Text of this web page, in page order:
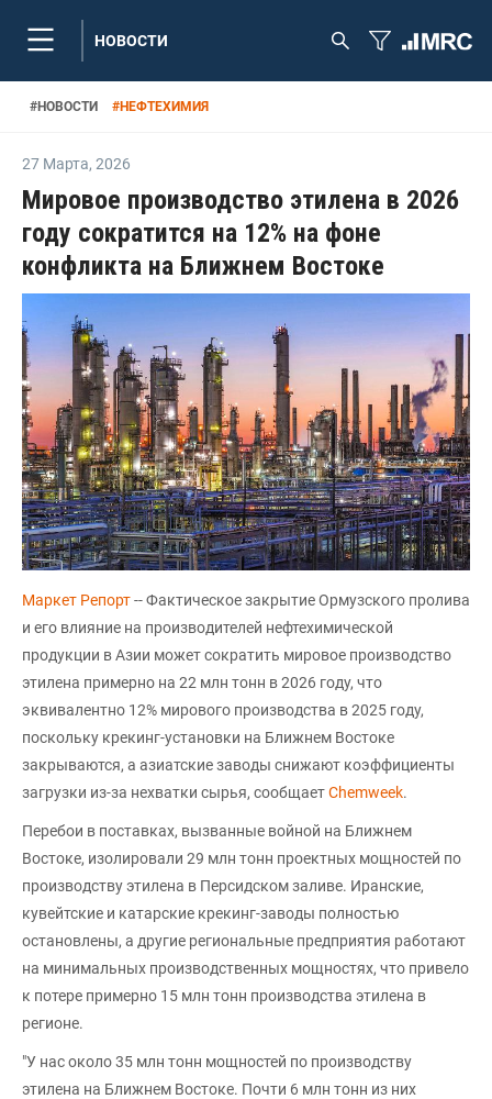
НОВОСТИ
#НОВОСТИ #НЕФТЕХИМИЯ
27 Марта, 2026
Мировое производство этилена в 2026
году сократится на 12% на фоне
конфликта на Ближнем Востоке
Маркет Репорт-- Фактическое закрытие Ормузского пролива
и его влияние на производителей нефтехимической
продукции в Азии может сократить мировое производство
этилена примерно на 22 млн тонн в 2026 году, что
эквивалентно 12% мирового производства в 2025 году,
поскольку крекинг-установки на Ближнем Востоке
закрываются, а азиатские заводы снижают коэффициенты
загрузки из-за нехватки сырья, сообщаетChemweek.
Перебои в поставках, вызванные войной на Ближнем
Востоке, изолировали 29 млн тонн проектных мощностей по
производству этилена в Персидском заливе. Иранские,
кувейтские и катарские крекинг-заводы полностью
остановлены, а другие региональные предприятия работают
на минимальных производственных мощностях, что привело
к потере примерно 15 млн тонн производства этилена в
регионе.
"У нас около 35 млн тонн мощностей по производству
этилена на Ближнем Востоке. Почти 6 млн тонн из них